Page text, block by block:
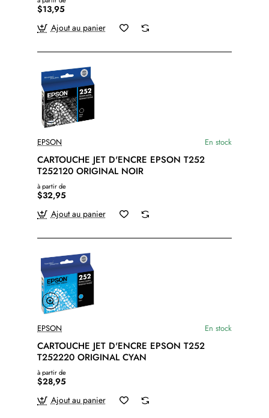
$13,95
Ajout au panier
EPSON En stock
CARTOUCHE JET D'ENCRE EPSON T252
T252120 ORIGINAL NOIR
à partir de
$32,95
Ajout au panier
EPSON En stock
CARTOUCHE JET D'ENCRE EPSON T252
T252220 ORIGINAL CYAN
à partir de
$28,95
Ajout au panier